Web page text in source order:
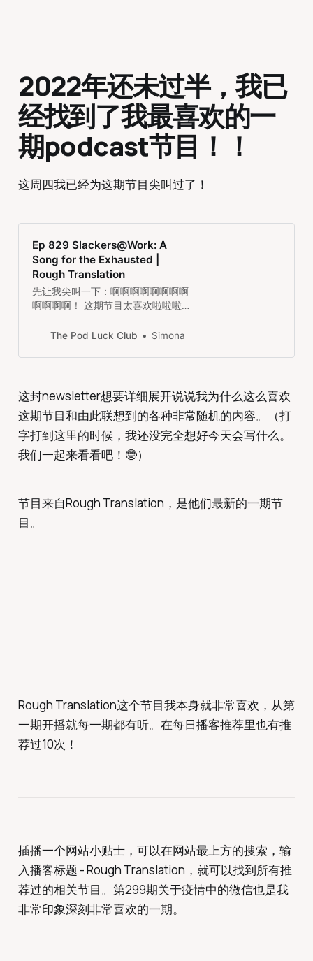
2022年还未过半，我已
经找到了我最喜欢的一
期podcast节目！！
这周四我已经为这期节目尖叫过了！
Ep 829 Slackers@Work: A
Song for the Exhausted |
Rough Translation
先让我尖叫一下：啊啊啊啊啊啊啊啊
啊啊啊啊！ 这期节目太喜欢啦啦啦
到目前为止我听过（起码上千期节目
好多好多，可能需要周末newsletter
推荐！！
The Pod Luck Club Simona
这封newsletter想要详细展开说说我为什么这么喜欢
这期节目和由此联想到的各种非常随机的内容。（打
字打到这里的时候，我还没完全想好今天会写什么。
我们一起来看看吧！🤓）
节目来自Rough Translation，是他们最新的一期节
目。
Rough Translation这个节目我本身就非常喜欢，从第
一期开播就每一期都有听。在每日播客推荐里也有推
荐过10次！
插播一个网站小贴士，可以在网站最上方的搜索，输
入播客标题 - Rough Translation，就可以找到所有推
荐过的相关节目。第299期关于疫情中的微信也是我
非常印象深刻非常喜欢的一期。